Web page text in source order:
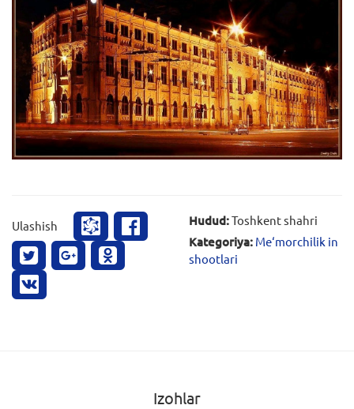
Ulashish Hudud:Toshkent shahri
Kategoriya: Me‘morchilik in
shootlari
Izohlar